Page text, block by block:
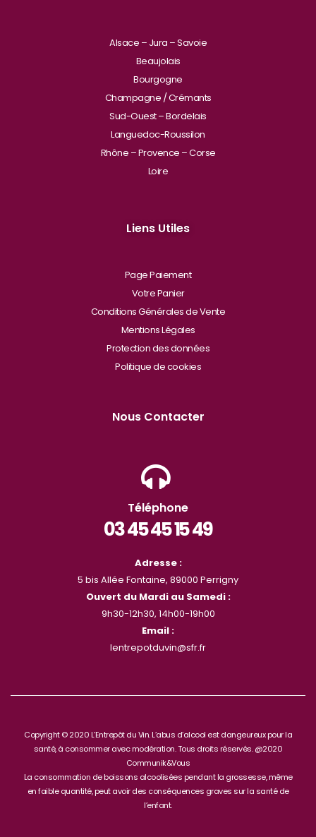
Alsace – Jura – Savoie
Beaujolais
Bourgogne
Champagne / Crémants
Sud-Ouest – Bordelais
Languedoc-Roussilon
Rhône – Provence – Corse
Loire
Liens Utiles
Page Paiement
Votre Panier
Conditions Générales de Vente
Mentions Légales
Protection des données
Politique de cookies
Nous Contacter
Téléphone
03 45 45 15 49
Adresse :
5 bis Allée Fontaine, 89000 Perrigny
Ouvert du Mardi au Samedi :
9h30-12h30, 14h00-19h00
Email :
lentrepotduvin@sfr.fr
Copyright © 2020 L’Entrepôt du Vin. L’abus d’alcool est dangeureux pour la
santé, à consommer avec modération. Tous droits réservés. @2020
Communik&Vous
La consommation de boissons alcoolisées pendant la grossesse, même
en faible quantité, peut avoir des conséquences graves sur la santé de
l’enfant.